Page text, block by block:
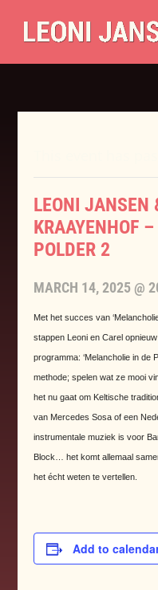
LEONI JANSEN
KRAAYENHOF
POLDER 2
MARCH 14, 2025 @
Met het succes van
stappen Leoni en Carel
programma: ‘Melancholie in de
methode; spelen wat ze mooi
het nu gaat om Keltische
van Mercedes Sosa of een
instrumentale muziek is voor
Block… het komt allemaal
het écht weten te vertellen.
Add to